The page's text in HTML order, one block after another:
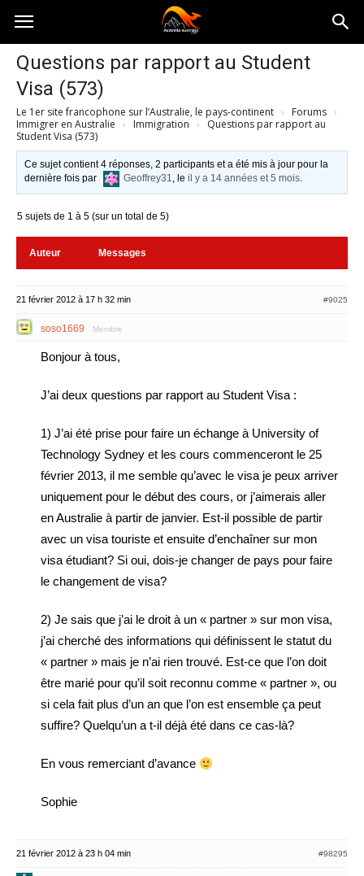
Australia-
australie.com
Questions par rapport au Student
Visa (573)
Le 1er site francophone sur l’Australie, le pays-continent › Forums ›
Immigrer en Australie › Immigration ›
Questions par rapport au
Student Visa (573)
Ce sujet contient 4 réponses, 2 participants et a été mis à jour pour la
dernière fois par
Geoffrey31, leil y a 14 années et 5 mois.
5 sujets de 1 à 5 (sur un total de 5)
Auteur Messages
21 février 2012 à 17 h 32 min #9025
soso1669 Membre
Bonjour à tous,
J’ai deux questions par rapport au Student Visa :
1) J’ai été prise pour faire un échange à University of
Technology Sydney et les cours commenceront le 25
février 2013, il me semble qu’avec le visa je peux arriver
uniquement pour le début des cours, or j’aimerais aller
en Australie à partir de janvier. Est-il possible de partir
avec un visa touriste et ensuite d’enchaîner sur mon
visa étudiant? Si oui, dois-je changer de pays pour faire
le changement de visa?
2) Je sais que j’ai le droit à un « partner » sur mon visa,
j’ai cherché des informations qui définissent le statut du
« partner » mais je n’ai rien trouvé. Est-ce que l’on doit
être marié pour qu’il soit reconnu comme « partner », ou
si cela fait plus d’un an que l’on est ensemble ça peut
suffire? Quelqu’un a t-il déjà été dans ce cas-là?
En vous remerciant d’avance
Sophie
21 février 2012 à 23 h 04 min #98295